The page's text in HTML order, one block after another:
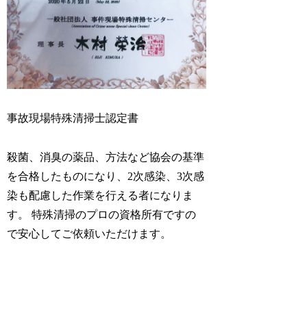
事故現場特殊清掃士認定書
殺菌、消臭の薬品、方法など協会の基準
を合格したものになり、2次感染、3次感
染も配慮した作業を行える者になりま
す。 特殊清掃のプロの資格所有ですの
で安心してご依頼いただけます。